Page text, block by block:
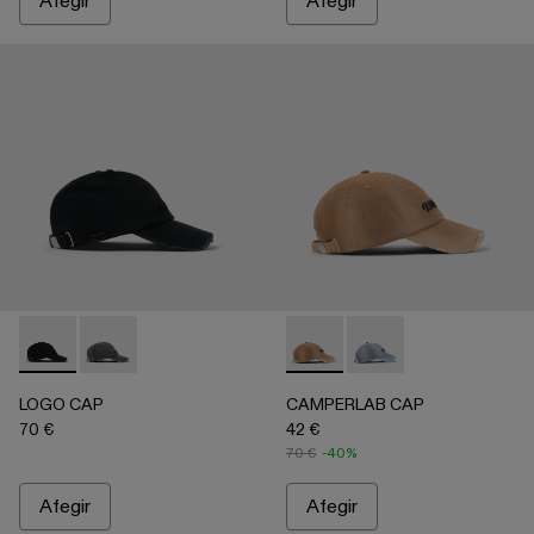
LOGO CAP - AS00011-001 - NEGRE ESVAÏT
LOGO CAP - AS00011-002 - GRIS APAGAT
LOGO CAP
70 €
Afegir
CAMPERLAB CAP -
CAMPERLAB CAP -
CAMPERLAB CAP
42 €
70 € -40%
Afegir